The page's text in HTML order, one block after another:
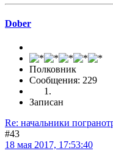
Dober
Полковник
Сообщения: 229
Записан
Re: начальники
#43
18 мая 2017, 17:53:40